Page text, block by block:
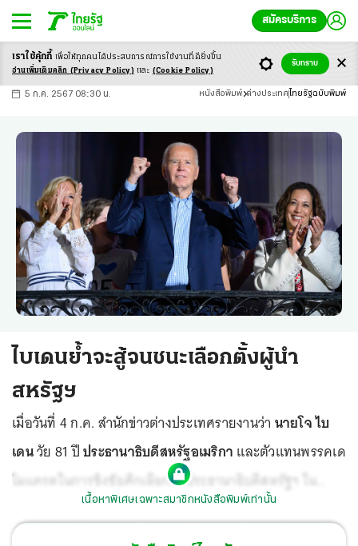
สมัครบริการ
-ก ก ก+
5 ก.ค. 2567 08:30 น. หนังสือพิมพ์ ต่างประเทศ ไทยรัฐฉบับพิมพ์
ไบเดนย้ำจะสู้จนชนะเลือกตั้งผู้นำ
สหรัฐฯ
เมื่อวันที่ 4 ก.ค. สำนักข่าวต่างประเทศรายงานว่า นายโจ ไบ
เดนวัย 81 ปีประธานาธิบดีสหรัฐอเมริกา และตัวแทนพรรคเด
โมแครตในการชิงชัยศึกเลือกตั้งประธานาธิบดีสหรัฐฯ ใน
เดือน พ.ย.ปีนี้ พร้อมด้วยนางคามาลา แฮร์ริส รอง
ประธานาธิบดีสหรัฐฯ
ได้พูดคุยกับทีมหาเสียง รวมทั้งคณะ
เนื้อหาพิเศษเฉพาะสมาชิกหนังสือพิมพ์เท่านั้น
เราใช้คุ้กกี้ เพื่อให้ทุกคนได้ประสบการณ์การใช้งานที่ดียิ่งขึ้น
อ่านเพิ่มเติมคลิก (Privacy Policy) และ (Cookie Policy)
รับทราบ